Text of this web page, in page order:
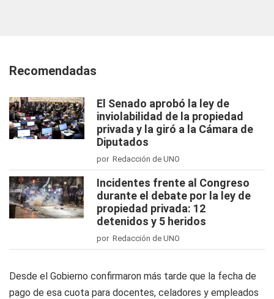
Recomendadas
El Senado aprobó la ley de
inviolabilidad de la propiedad
privada y la giró a la Cámara de
Diputados
por Redacción de UNO
Incidentes frente al Congreso
durante el debate por la ley de
propiedad privada: 12
detenidos y 5 heridos
por Redacción de UNO
Desde el Gobierno confirmaron más tarde que la fecha de
pago de esa cuota para docentes, celadores y empleados